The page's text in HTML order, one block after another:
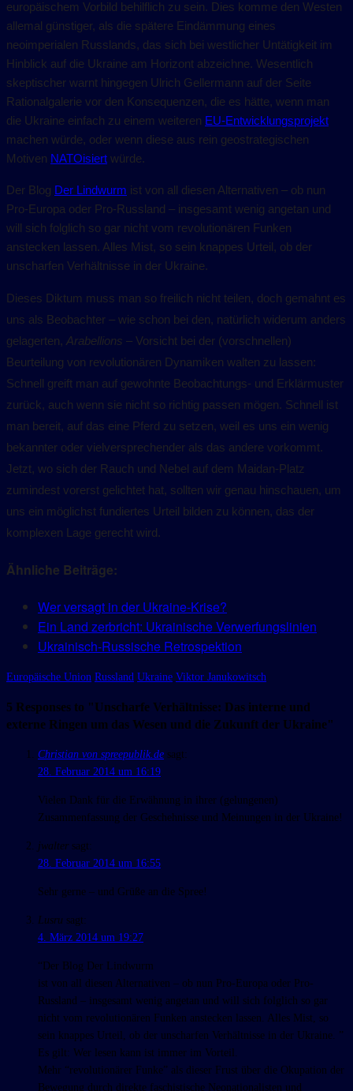
europäischem Vorbild behilflich zu sein. Dies komme den Westen
allemal günstiger, als die spätere Eindämmung eines
neoimperialen Russlands, das sich bei westlicher Untätigkeit im
Hinblick auf die Ukraine am Horizont abzeichne. Wesentlich
skeptischer warnt hingegen Ulrich Gellermann auf der Seite
Rationalgalerie vor den Konsequenzen, die es hätte, wenn man
die Ukraine einfach zu einem weiteren EU-Entwicklungsprojekt
machen würde, oder wenn diese aus rein geostrategischen
Motiven NATOisiert würde.
Der Blog Der Lindwurm ist von all diesen Alternativen – ob nun
Pro-Europa oder Pro-Russland – insgesamt wenig angetan und
will sich folglich so gar nicht vom revolutionären Funken
anstecken lassen. Alles Mist, so sein knappes Urteil, ob der
unscharfen Verhältnisse in der Ukraine.
Dieses Diktum muss man so freilich nicht teilen, doch gemahnt es
uns als Beobachter – wie schon bei den, natürlich widerum anders
gelagerten, Arabellions – Vorsicht bei der (vorschnellen)
Beurteilung von revolutionären Dynamiken walten zu lassen:
Schnell greift man auf gewohnte Beobachtungs- und Erklärmuster
zurück, auch wenn sie nicht so richtig passen mögen. Schnell ist
man bereit, auf das eine Pferd zu setzen, weil es uns ein wenig
bekannter oder vielversprechender als das andere vorkommt.
Jetzt, wo sich der Rauch und Nebel auf dem Maidan-Platz
zumindest vorerst gelichtet hat, sollten wir genau hinschauen, um
uns ein möglichst fundiertes Urteil bilden zu können, das der
komplexen Lage gerecht wird.
Ähnliche Beiträge:
Wer versagt in der Ukraine-Krise?
Ein Land zerbricht: Ukrainische Verwerfungslinien
Ukrainisch-Russische Retrospektion
Europäische Union Russland Ukraine Viktor Janukowitsch
5 Responses to "Unscharfe Verhältnisse: Das interne und
externe Ringen um das Wesen und die Zukunft der Ukraine"
Christian von spreepublik.de sagt:
28. Februar 2014 um 16:19
Vielen Dank für die Erwähnung in ihrer (gelungenen)
Zusammenfassung der Geschehnisse und Meinungen in der Ukraine!
jwalter sagt:
28. Februar 2014 um 16:55
Sehr gerne – und Grüße an die Spree!
Lusru sagt:
4. März 2014 um 19:27
“Der Blog Der Lindwurm
ist von all diesen Alternativen – ob nun Pro-Europa oder Pro-
Russland – insgesamt wenig angetan und will sich folglich so gar
nicht vom revolutionären Funken anstecken lassen. Alles Mist, so
sein knappes Urteil, ob der unscharfen Verhältnisse in der Ukraine. ”
Es gilt: Wer lesen kann ist immer im Vorteil.
Mehr “revolutionärer Funke” als dieser Frust über die Okupation der
Bewegung durch direkte faschistische Neonationalisten und